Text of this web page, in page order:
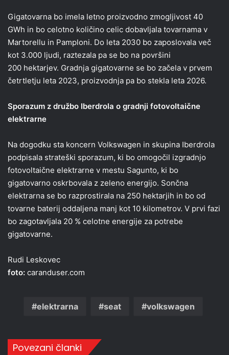
Gigatovarna bo imela letno proizvodno zmogljivost 40
GWh in bo celotno količino celic dobavljala tovarnama v
Martorellu in Pamploni. Do leta 2030 bo zaposlovala več
kot 3.000 ljudi, raztezala pa se bo na površini
200 hektarjev. Gradnja gigatovarne se bo začela v prvem
četrtletju leta 2023, proizvodnja pa bo stekla leta 2026.
Sporazum z družbo Iberdrola o gradnji fotovoltaične
elektrarne
Na dogodku sta koncern Volkswagen in skupina Iberdrola
podpisala strateški sporazum, ki bo omogočil izgradnjo
fotovoltaične elektrarne v mestu Sagunto, ki bo
gigatovarno oskrbovala z zeleno energijo. Sončna
elektrarna se bo razprostirala na 250 hektarjih in bo od
tovarne baterij oddaljena manj kot 10 kilometrov. V prvi fazi
bo zagotavljala 20 % celotne energije za potrebe
gigatovarne.
Rudi Leskovec
foto: caranduser.com
elektrarna seat volkswagen
Povezani članki